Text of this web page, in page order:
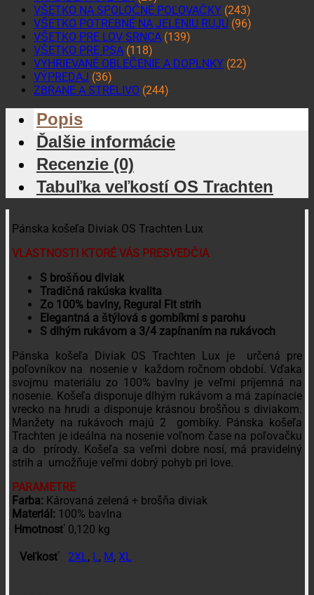
VŠETKO NA SPOLOČNÉ POĽOVAČKY (243)
VŠETKO POTREBNÉ NA JELENIU RUJU (96)
VŠETKO PRE LOV SRNCA (139)
VŠETKO PRE PSA (118)
VYHRIEVANÉ OBLEČENIE A DOPLNKY (22)
VÝPREDAJ (36)
ZBRANE A STRELIVO (244)
Popis
Ďalšie informácie
Recenzie (0)
Tabuľka veľkostí OS Trachten
Pánska košeľa Diviak OS Trachten Lux
VLASTNOSTI KTORÉ VÁS PRESVEDČIA
S brošňou diviak
Tradičná rakúska kvalita
Zo 100% bavlny, Regural Fit strih
Elegantná a štýlová s gombíkmi s parohu
S dlhým rukávom a 3/4 zapínaním na rukávoch
Pánska košeľa Diviak OS Trachten Lux je určená pre
poľovníkov na nosenie v každom ročnom období. Vďaka
svojmu materiálu zo 100% bavlny je veľmi príjemná na
nosenie. Košeľa disponuje dlhým rukávom a má zapínacie
vrecko na hrudi a disponuje krásnou brošňou s diviakom.
Manžety na rukávoch majú 2 gombíky. Pánska košeľa
Trachten je ideálna na nosenie voľnom čase na poľovačku
a do prírody. Košeľa sa veľmi dobre nosí, má pravidelný
strih a umožňuje veľmi dobrý pohyb pri love.
PARAMETRE
Farba: Károvaná zelená + brošňa diviak
Materiál: 100% bavlna
Hmotnosť 0,120 kg
Veľkosť 2XL, L, M,XL